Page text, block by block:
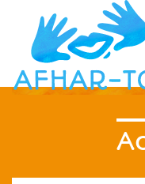
content
afhar-
tcl
Qui sommes-nous ?